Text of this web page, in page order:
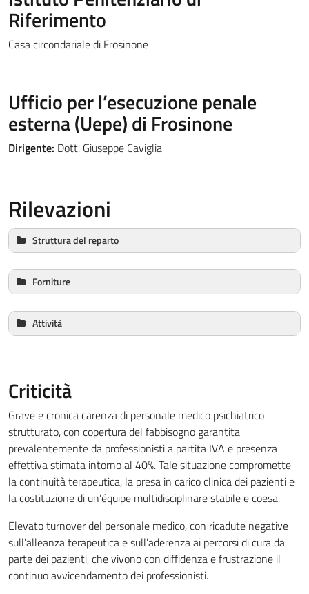
Riferimento
Casa circondariale di Frosinone
Ufficio per l’esecuzione penale
esterna (Uepe) di Frosinone
Dirigente: Dott. Giuseppe Caviglia
Rilevazioni
Struttura del reparto
Condizione bagno:
Arredo sale attività in comune:
Acqua calda:
Luce naturale/artificiale:
Ventilazione/aereazione:
Riscaldamento:
Decoro:
Cibo ed eventuale integrazione:
Forniture
Biancheria / Lenzuola:
pazienti:
Attività
Attività cognitive, corporee e motorie
Musico terapia
Uscite riabilitative e social eating
Vocazionali:
Scolastiche/Universitarie:
Formazione professionale:
Culturali/ricreative:
lettura dei quotidiani
karaoke
teatro terapia
Criticità
Grave e cronica carenza di personale medico psichiatrico
strutturato, con copertura del fabbisogno garantita
prevalentemente da professionisti a partita IVA e presenza
effettiva stimata intorno al 40%. Tale situazione compromette
la continuità terapeutica, la presa in carico clinica dei pazienti e
la costituzione di un’équipe multidisciplinare stabile e coesa.
Elevato turnover del personale medico, con ricadute negative
sull’alleanza terapeutica e sull’aderenza ai percorsi di cura da
parte dei pazienti, che vivono con diffidenza e frustrazione il
continuo avvicendamento dei professionisti.